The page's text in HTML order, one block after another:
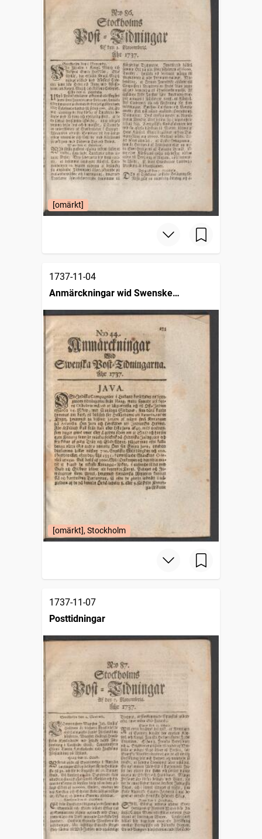
[omärkt]
1737-11-04
Anmärckningar wid Swenske
posttidningarne
[omärkt], Stockholm
1737-11-07
Posttidningar